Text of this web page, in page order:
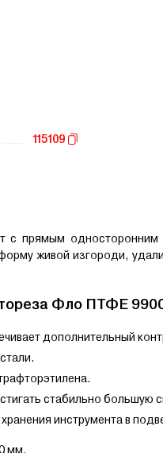
115109
с прямым
живой изгороди,
Фло ПТФE
дополнительный
стабильно большую
инструмента в
мм.